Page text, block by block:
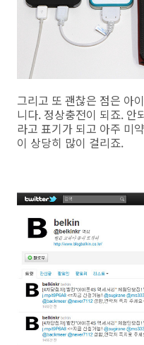
그리고 또 괜찮은 점은 아
니다. 정상충전이 되죠. 안
라고 표기가 되고 아주 미
이 상당히 많이 걸리죠.